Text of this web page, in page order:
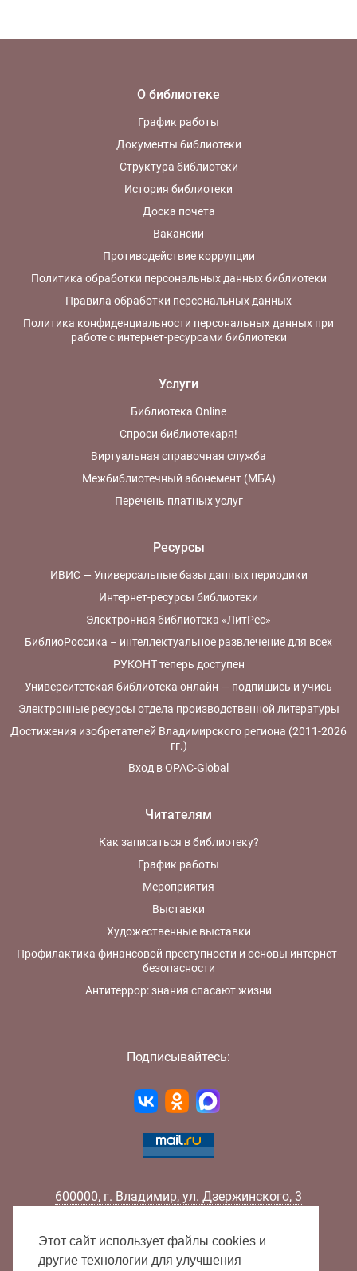
О библиотеке
График работы
Документы библиотеки
Структура библиотеки
История библиотеки
Доска почета
Вакансии
Противодействие коррупции
Политика обработки персональных данных библиотеки
Правила обработки персональных данных
Политика конфиденциальности персональных данных при
работе с интернет-ресурсами библиотеки
Услуги
Библиотека Online
Спроси библиотекаря!
Виртуальная справочная служба
Межбиблиотечный абонемент (МБА)
Перечень платных услуг
Ресурсы
ИВИС — Универсальные базы данных периодики
Интернет-ресурсы библиотеки
Электронная библиотека «ЛитРес»
БиблиоРоссика – интеллектуальное развлечение для всех
РУКОНТ теперь доступен
Университетская библиотека онлайн — подпишись и учись
Электронные ресурсы отдела производственной литературы
Достижения изобретателей Владимирского региона (2011-2026
гг.)
Вход в OPAC-Global
Читателям
Как записаться в библиотеку?
График работы
Мероприятия
Выставки
Художественные выставки
Профилактика финансовой преступности и основы интернет-
безопасности
Антитеррор: знания спасают жизни
Подписывайтесь:
600000, г. Владимир, ул. Дзержинского, 3
Факс:
+7 (4922) 32-52-88
E-mail:
info@lib33.ru
Этот сайт использует файлы cookies и
другие технологии для улучшения